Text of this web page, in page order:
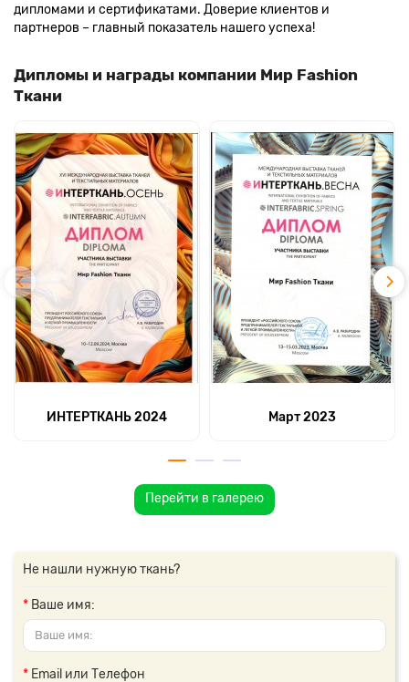
дипломами и сертификатами. Доверие клиентов и
партнеров – главный показатель нашего успеха!
Дипломы и награды компании Мир Fashion
Ткани
ИНТЕРТКАНЬ 2024 Март 2023
Перейти в галерею
Не нашли нужную ткань?
Ваше имя:
Email или Телефон